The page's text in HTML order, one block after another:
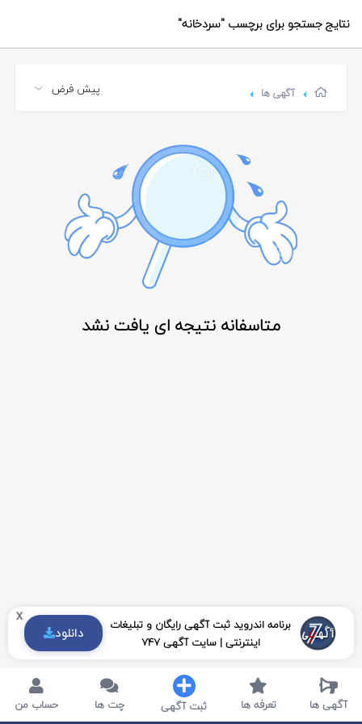
نتایج جستجو برای برچسب "سردخانه"
آگهی ها
متاسفانه نتیجه ای یافت نشد
x
برنامه اندروید ثبت آگهی رایگان و تبلیغات
اینترنتی | سایت آگهی 747
دانلود
آگهی ها تعرفه ها ثبت آگهی چت ها حساب من